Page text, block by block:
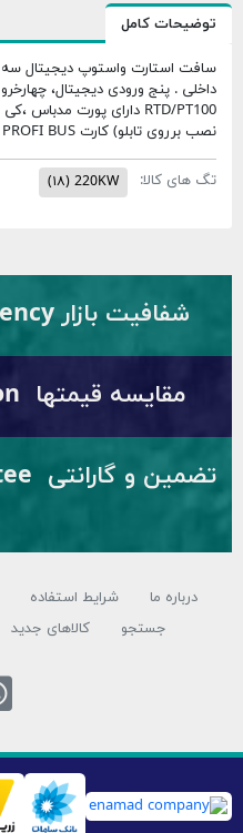
توضیحات کامل
سافت استارت واستوپ دیجیتال سه
داخلی . پنج ورودی دیجیتال،
نصب برروی تابلو) کارت PROFI BUS (سفارشی)
تگ های کالا: 220KW (۱۸)
شفافیت بازار Market transparency
مقایسه قیمتها Price comparison
درباره ما شرایط استفاده
جستجو
کالاهای جدید